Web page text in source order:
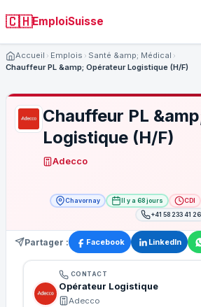
🇨🇭EmploiSuisse
Accueil Emplois
Santé &amp; Médical
Chauffeur PL &amp; Opérateur Logistique (H/F)
Chauffeur PL
Logistique (H/F)
Adecco
Chavornay Il y a 68 jours CDI
+41 58 233 41 26
Partager : Facebook LinkedIn
CONTACT
Opérateur Logistique
Adecco